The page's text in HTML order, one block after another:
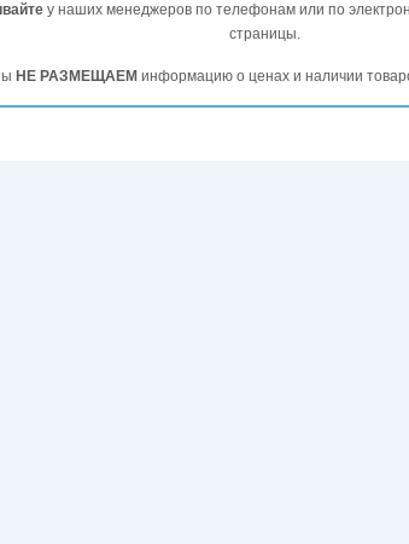
у наших менеджеров по телефонам или по
страницы.
НЕ РАЗМЕЩАЕМинформацию о ценах и наличии